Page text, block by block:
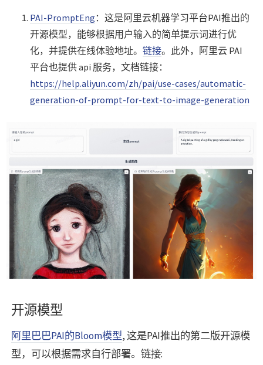
PAI-PromptEng ：这是阿里云机器学习平台PAI推出的
开源模型，能够根据用户输入的简单提示词进行优
化，并提供在线体验地址。 链接。此外，阿里云 PAI
平台也提供 api 服务，文档链接：
https://help.aliyun.com/zh/pai/use-cases/automatic-
generation-of-prompt-for-text-to-image-generation
开源模型
阿里巴巴PAI的Bloom模型, 这是PAI推出的第二版开源模
型，可以根据需求自行部署。链接: